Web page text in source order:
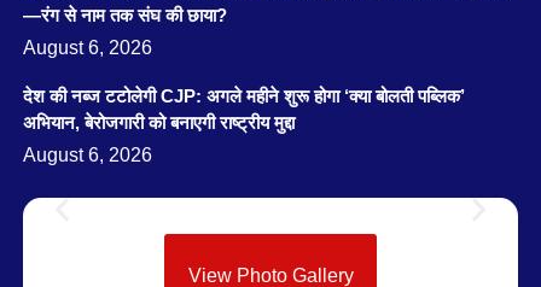
—रंग से नाम तक संघ की छाया?
August 6, 2026
देश की नब्ज टटोलेगी CJP: अगले महीने शुरू होगा ‘क्या बोलती पब्लिक’
अभियान, बेरोजगारी को बनाएगी राष्ट्रीय मुद्दा
August 6, 2026
View Photo Gallery